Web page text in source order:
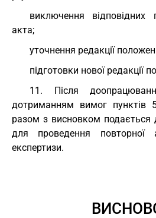
виключення
акта;
уточнення редакції
підготовки нової редакції
11. Після
дотриманням вимог пунктів
разом з висновком подається
для проведення повторної
експертизи.